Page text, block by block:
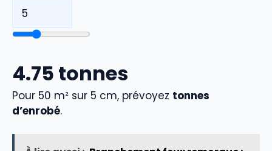
4.75 tonnes
Pour 50 m² sur 5 cm, prévoyez tonnes
d’enrobé.